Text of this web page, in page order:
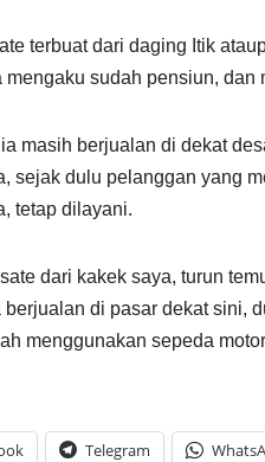
terbuat dari daging Itik
sudah pensiun,
masih berjualan di dekat
sejak dulu pelanggan yang
tetap dilayani.
dari kakek saya, turun
di pasar dekat sini,
menggunakan sepeda
Telegram